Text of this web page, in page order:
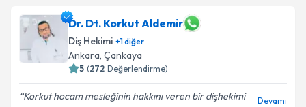
Dr. Dt. Korkut Aldemir
Diş Hekimi +1diğer
Ankara, Çankaya
5 (272 Değerlendirme)
Korkut hocam mesleğinin hakkını veren bir dişhekimi
Devamı